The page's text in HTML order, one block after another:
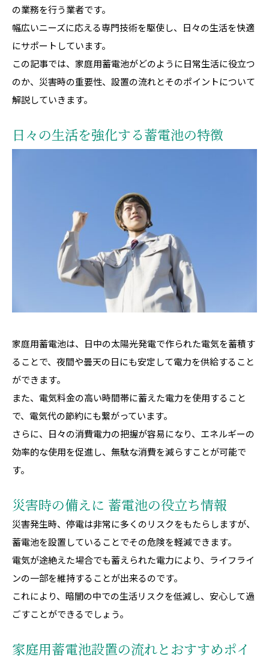
の業務を行う業者です。
幅広いニーズに応える専門技術を駆使し、日々の生活を快適
にサポートしています。
この記事では、家庭用蓄電池がどのように日常生活に役立つ
のか、災害時の重要性、設置の流れとそのポイントについて
解説していきます。
日々の生活を強化する蓄電池の特徴
家庭用蓄電池は、日中の太陽光発電で作られた電気を蓄積す
ることで、夜間や曇天の日にも安定して電力を供給すること
ができます。
また、電気料金の高い時間帯に蓄えた電力を使用すること
で、電気代の節約にも繋がっています。
さらに、日々の消費電力の把握が容易になり、エネルギーの
効率的な使用を促進し、無駄な消費を減らすことが可能で
す。
災害時の備えに 蓄電池の役立ち情報
災害発生時、停電は非常に多くのリスクをもたらしますが、
蓄電池を設置していることでその危険を軽減できます。
電気が途絶えた場合でも蓄えられた電力により、ライフライ
ンの一部を維持することが出来るのです。
これにより、暗闇の中での生活リスクを低減し、安心して過
ごすことができるでしょう。
家庭用蓄電池設置の流れとおすすめポイ